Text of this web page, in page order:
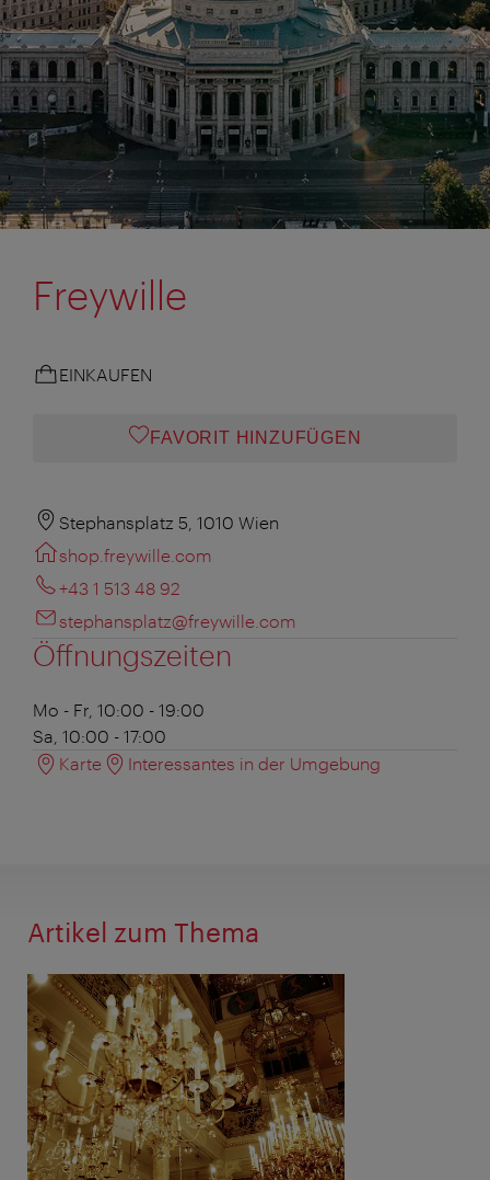
Freywille
EINKAUFEN
FAVORIT HINZUFÜGEN
Stephansplatz 5, 1010 Wien
shop.freywille.com
+43 1 513 48 92
stephansplatz@freywille.com
Öffnungszeiten
Mo - Fr, 10:00 - 19:00
Sa, 10:00 - 17:00
Karte
Interessantes in der Umgebung
Artikel zum Thema